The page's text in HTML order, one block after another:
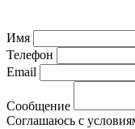
Имя
Телефон
Email
Сообщение
Соглашаюсь с